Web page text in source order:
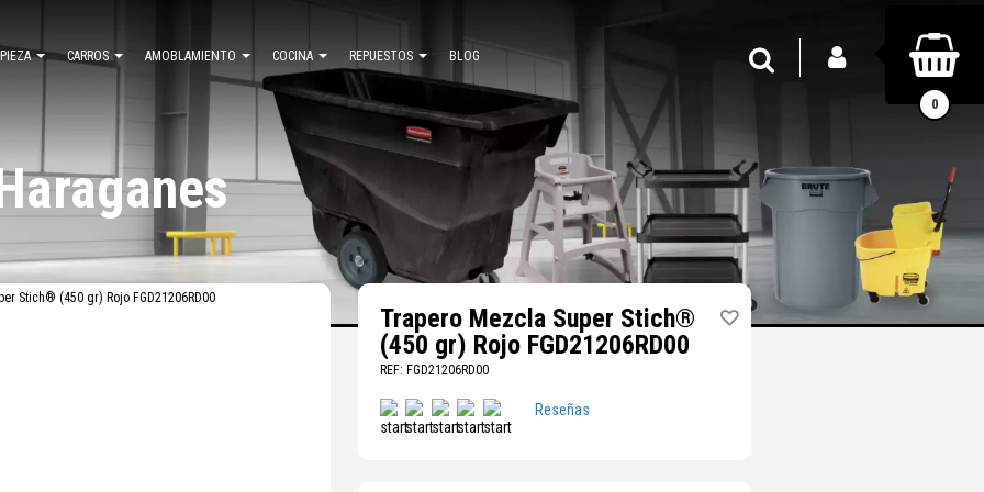
CARROS AMOBLAMIENTO COCINA REPUESTOS BLOG INICIAR SESIÓN
0
Stich® (450 gr) Rojo FGD21206RD00
Trapero Mezcla Super Stich®
(450 gr) Rojo FGD21206RD00
REF: FGD21206RD00
Reseñas